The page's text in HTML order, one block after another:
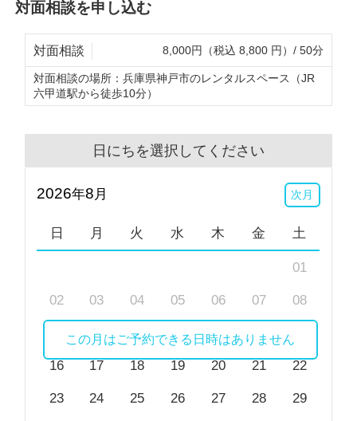
対面相談を申し込む
対面相談 8,000円（税込 8,800 円）/ 50分
対面相談の場所： 兵庫県神戸市のレンタルスペース（JR
六甲道駅から徒歩10分）
日にちを選択してください
2026年8 月 次月
日 月 火 水 木 金 土
01
02 03 04 05 06 07 08
10 11 12 13 14
16 17 18 19 20 21 22
23 24 25 26 27 28 29
この月はご予約できる日時はありません